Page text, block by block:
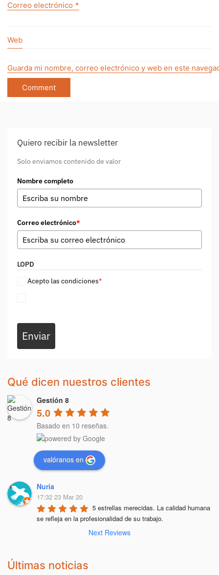
Correo electrónico *
Web
Guarda mi nombre, correo electrónico y web en este
Quiero recibir la newsletter
Solo enviamos contenido de valor
Nombre completo
Correo electrónico*
LOPD
Acepto las condiciones*
Enviar
Qué dicen nuestros clientes
Gestión 8
5.0
Basado en 10 reseñas.
valóranos en
Nuria
17:32 23 Mar 20
5 estrellas merecidas. La calidad humana
se refleja en la profesionalidad de su trabajo.
Next Reviews
Últimas noticias